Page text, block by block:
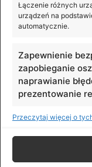
Łączenie różnych
urządzeń na
automatycznie.
Zapewnienie
zapobieganie
naprawianie
prezentowanie
Przeczytaj więcej o
Lekki,
nieprzewidywalne
nagrywanie
© DJI